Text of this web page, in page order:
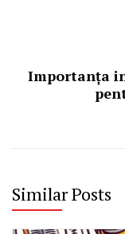
Importanța
Similar Posts